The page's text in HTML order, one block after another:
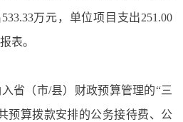
万元，单位项目支出251.00
表。
省（市/县）财政预算管理的“三
预算拨款安排的公务接待费、公